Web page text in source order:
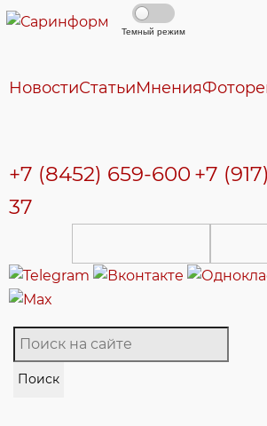
Темный режим
НовостиСтатьиМнения
+7 (8452) 659-600 +7
37
Поиск